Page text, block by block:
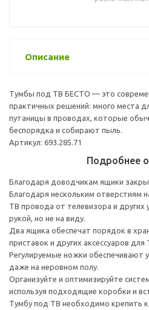
Описание
Тумбы под ТВ БЕСТО — это
практичных решений: много места
путаницы в проводах, которые
беспорядка и собирают пыль.
Артикул: 693.285.71
Подробнее
Благодаря доводчикам ящики
Благодаря нескольким отверстиям
ТВ провода от телевизора и других
рукой, но не на виду.
Два ящика обеспечат порядок в
приставок и других аксессуаров для
Регулируемые ножки обеспечивают
даже на неровном полу.
Организуйте и оптимизируйте
используя подходящие коробки и
Тумбу под ТВ необходимо крепить